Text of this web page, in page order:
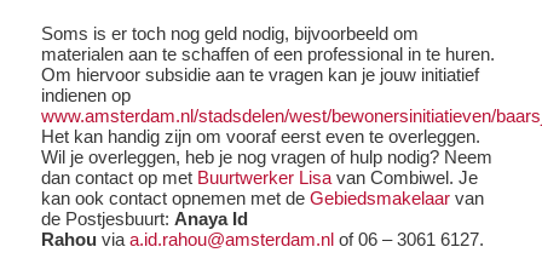
Soms is er toch nog geld nodig, bijvoorbeeld om
materialen aan te schaffen of een professional in te huren.
Om hiervoor subsidie aan te vragen kan je jouw initiatief
indienen op
www.amsterdam.nl/stadsdelen/west/bewonersinitiatieven/
Het kan handig zijn om vooraf eerst even te overleggen.
Wil je overleggen, heb je nog vragen of hulp nodig? Neem
dan contact op met Buurtwerker Lisa van Combiwel. Je
kan ook contact opnemen met deGebiedsmakelaar van
de Postjesbuurt:Anaya Id
Rahou viaa.id.rahou@amsterdam.nl of 06 – 3061 6127.